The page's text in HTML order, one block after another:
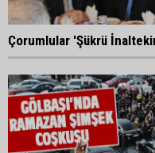
Çorumlular 'Şükrü